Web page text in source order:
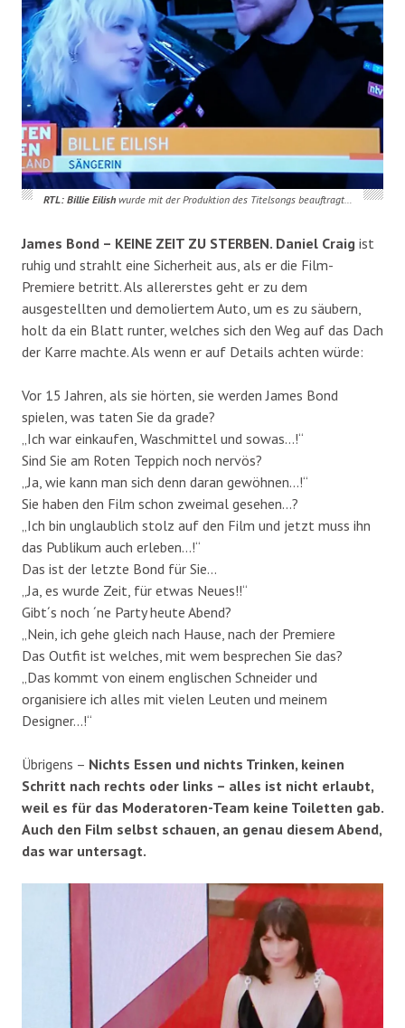
RTL: Billie Eilishwurde mit der Produktion des Titelsongs beauftragt…
James Bond – KEINE ZEIT ZU STERBEN. Daniel Craig ist
ruhig und strahlt eine Sicherheit aus, als er die Film-
Premiere betritt. Als allererstes geht er zu dem
ausgestellten und demoliertem Auto, um es zu säubern,
holt da ein Blatt runter, welches sich den Weg auf das Dach
der Karre machte. Als wenn er auf Details achten würde:
Vor 15 Jahren, als sie hörten, sie werden James Bond
spielen, was taten Sie da grade?
„Ich war einkaufen, Waschmittel und sowas…!“
Sind Sie am Roten Teppich noch nervös?
„Ja, wie kann man sich denn daran gewöhnen…!“
Sie haben den Film schon zweimal gesehen…?
„Ich bin unglaublich stolz auf den Film und jetzt muss ihn
das Publikum auch erleben…!“
Das ist der letzte Bond für Sie…
„Ja, es wurde Zeit, für etwas Neues!!“
Gibt´s noch ´ne Party heute Abend?
„Nein, ich gehe gleich nach Hause, nach der Premiere
Das Outfit ist welches, mit wem besprechen Sie das?
„Das kommt von einem englischen Schneider und
organisiere ich alles mit vielen Leuten und meinem
Designer…!“
Übrigens – Nichts Essen und nichts Trinken, keinen
Schritt nach rechts oder links – alles ist nicht erlaubt,
weil es für das Moderatoren-Team keine Toiletten gab.
Auch den Film selbst schauen, an genau diesem Abend,
das war untersagt.